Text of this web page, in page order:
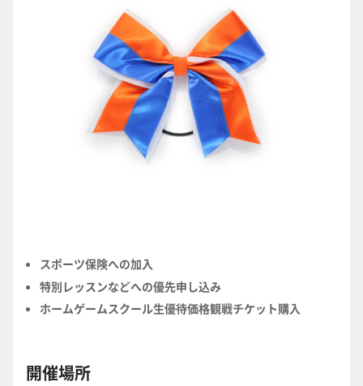
スポーツ保険への加入
特別レッスンなどへの優先申し込み
ホームゲームスクール生優待価格観戦チケット購入
開催場所